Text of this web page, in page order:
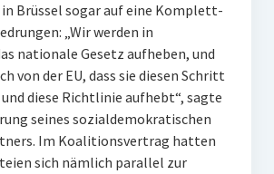
in Brüssel sogar auf eine Komplett-
„Wir werden in
nationale Gesetz aufheben, und
von der EU, dass sie diesen Schritt
diese Richtlinie aufhebt“, sagte
seines sozialdemokratischen
Im Koalitionsvertrag hatten
sich nämlich parallel zur